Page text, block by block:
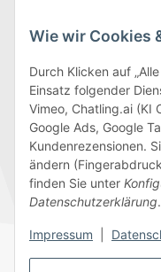
Wie wir Cookies
Durch Klicken auf
Einsatz folgender
Vimeo, Chatling.ai (KI
Google Ads, Google
Kundenrezensionen.
ändern
finden Sie unter
Datenschutzerklärung.
Impressum
Wir versenden mit
Folge uns